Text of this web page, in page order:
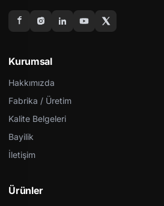
Kurumsal
Hakkımızda
Fabrika / Üretim
Kalite Belgeleri
Bayilik
İletişim
Ürünler